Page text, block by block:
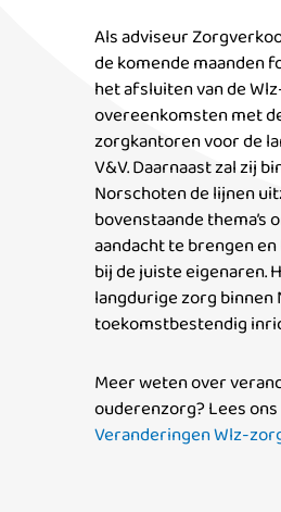
Als adviseur
de komende maanden
het afsluiten van de
overeenkomsten met
zorgkantoren voor de
V&V. Daarnaast zal zij
Norschoten de lijnen
bovenstaande thema’s
aandacht te brengen
bij de juiste eigenaren.
langdurige zorg
toekomstbestendig
Meer weten over
ouderenzorg? Lees ons
Veranderingen Wlz-